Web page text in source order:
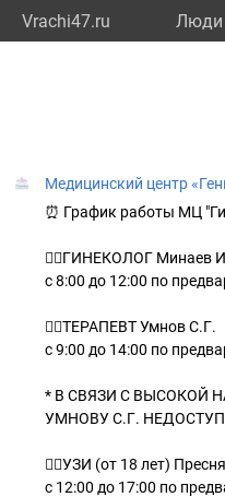
Vrachi47.ru Люди
Медицинский центр
⏰ График работы МЦ
👨‍⚕ГИНЕКОЛОГ Минаев
с 8:00 до 12:00 по
👨‍⚕ТЕРАПЕВТ Умнов С.Г.
с 9:00 до 14:00 по
* В СВЯЗИ С ВЫСОКОЙ
УМНОВУ С.Г.
👩‍⚕УЗИ (от 18 лет)
с 12:00 до 17:00 по